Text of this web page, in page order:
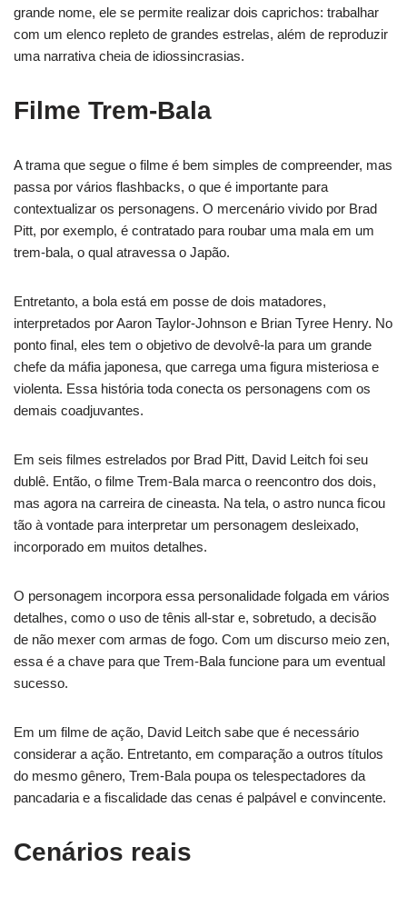
grande nome, ele se permite realizar dois caprichos: trabalhar
com um elenco repleto de grandes estrelas, além de reproduzir
uma narrativa cheia de idiossincrasias.
Filme Trem-Bala
A trama que segue o filme é bem simples de compreender, mas
passa por vários flashbacks, o que é importante para
contextualizar os personagens. O mercenário vivido por Brad
Pitt, por exemplo, é contratado para roubar uma mala em um
trem-bala, o qual atravessa o Japão.
Entretanto, a bola está em posse de dois matadores,
interpretados por Aaron Taylor-Johnson e Brian Tyree Henry. No
ponto final, eles tem o objetivo de devolvê-la para um grande
chefe da máfia japonesa, que carrega uma figura misteriosa e
violenta. Essa história toda conecta os personagens com os
demais coadjuvantes.
Em seis filmes estrelados por Brad Pitt, David Leitch foi seu
dublê. Então, o filme Trem-Bala marca o reencontro dos dois,
mas agora na carreira de cineasta. Na tela, o astro nunca ficou
tão à vontade para interpretar um personagem desleixado,
incorporado em muitos detalhes.
O personagem incorpora essa personalidade folgada em vários
detalhes, como o uso de tênis all-star e, sobretudo, a decisão
de não mexer com armas de fogo. Com um discurso meio zen,
essa é a chave para que Trem-Bala funcione para um eventual
sucesso.
Em um filme de ação, David Leitch sabe que é necessário
considerar a ação. Entretanto, em comparação a outros títulos
do mesmo gênero, Trem-Bala poupa os telespectadores da
pancadaria e a fiscalidade das cenas é palpável e convincente.
Cenários reais